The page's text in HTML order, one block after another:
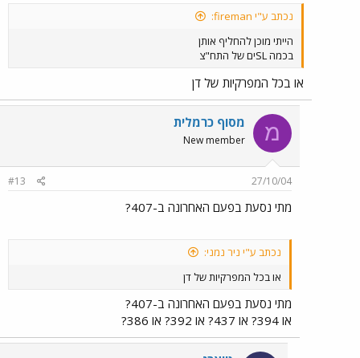
נכתב ע"י fireman:
הייתי מוכן להחליף אותן
בכמה SLים של התח"צ
או בכל המפרקיות של דן
מ מסוף כרמלית
New member
27/10/04
#13
מתי נסעת בפעם האחרונה ב-407?
נכתב ע"י ניר נמני:
או בכל המפרקיות של דן
מתי נסעת בפעם האחרונה ב-407?
או 394? או 437? או 392? או 386?